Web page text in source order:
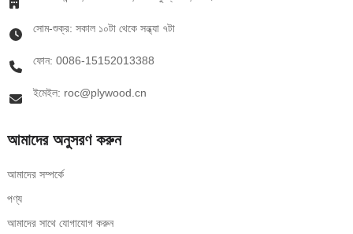
সোম-শুক্র: সকাল ১০টা থেকে সন্ধ্যা ৭টা
ফোন: 0086-15152013388
ইমেইল: roc@plywood.cn
আমাদের অনুসরণ করুন
আমাদের সম্পর্কে
পণ্য
আমাদের সাথে যোগাযোগ করুন